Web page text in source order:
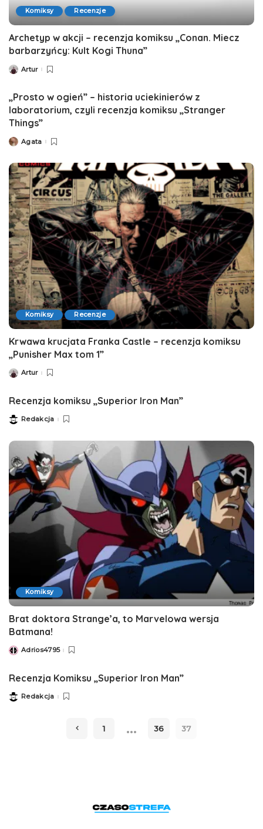
Komiksy Recenzje
Archetyp w akcji – recenzja komiksu „Conan. Miecz
barbarzyńcy: Kult Kogi Thuna”
Posted
Artur
„Prosto w ogień” – historia uciekinierów z
laboratorium, czyli recenzja komiksu „Stranger
Things”
Posted
Agata
Komiksy Recenzje
Krwawa krucjata Franka Castle – recenzja komiksu
„Punisher Max tom 1”
Posted
Artur
Recenzja komiksu „Superior Iron Man”
PostedRedakcja
Komiksy
Brat doktora Strange’a, to Marvelowa wersja
Batmana!
PostedAdrios4795
Recenzja Komiksu „Superior Iron Man”
PostedRedakcja
1 … 36 37